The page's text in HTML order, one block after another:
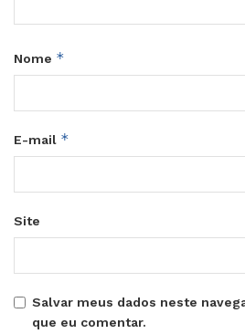
Nome *
E-mail *
Site
Salvar meus dados neste
que eu comentar.